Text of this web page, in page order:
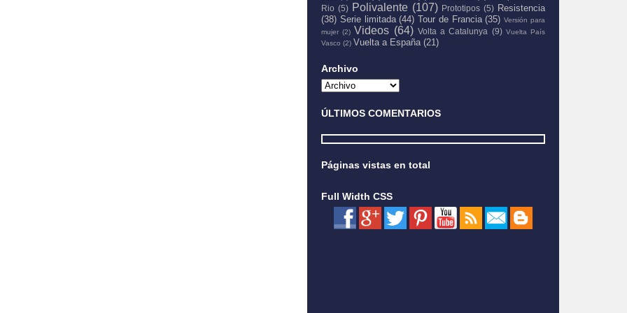
Rio (5) Polivalente (107) Prototipos (5) Resistencia
(38) Serie limitada (44) Tour de Francia (35) Versión para
mujer (2) Videos (64) Volta a Catalunya (9) Vuelta País
Vasco (2) Vuelta a España (21)
Archivo
ÚLTIMOS COMENTARIOS
Páginas vistas en total
Full Width CSS